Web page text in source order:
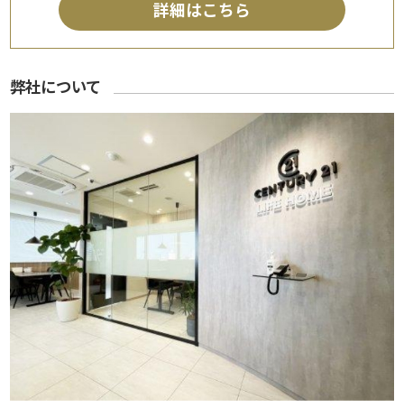
詳細はこちら
弊社について